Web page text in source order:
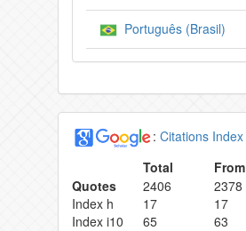
Português (Brasil)
: Citations Index
Total
Quotes
2406
2378
Index h
17
17
Index i10
65 63